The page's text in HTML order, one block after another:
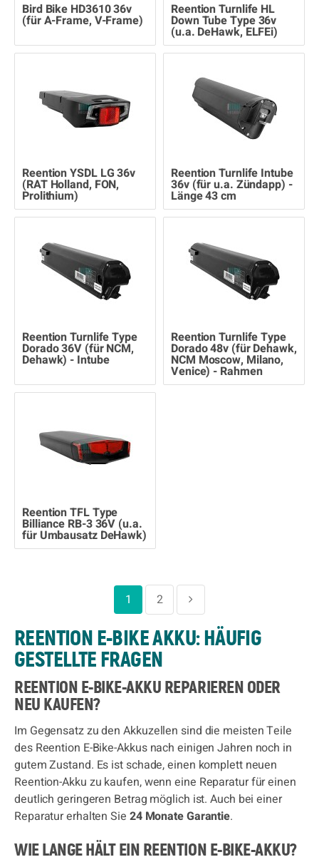
Bird Bike HD3610 36v
(für A-Frame, V-Frame)
Reention Turnlife HL
Down Tube Type 36v
(u.a. DeHawk, ELFEi)
Reention YSDL LG 36v
(RAT Holland, FON,
Prolithium)
Reention Turnlife Intube
36v (für u.a. Zündapp) -
Länge 43 cm
Reention Turnlife Type
Dorado 36V (für NCM,
Dehawk) - Intube
Reention Turnlife Type
Dorado 48v (für Dehawk,
NCM Moscow, Milano,
Venice) - Rahmen
Reention TFL Type
Billiance RB-3 36V (u.a.
für Umbausatz DeHawk)
1 2
REENTION E-BIKE AKKU: HÄUFIG
GESTELLTE FRAGEN
REENTION E-BIKE-AKKU REPARIEREN ODER
NEU KAUFEN?
Im Gegensatz zu den Akkuzellen sind die meisten Teile
des Reention E-Bike-Akkus nach einigen Jahren noch in
gutem Zustand. Es ist schade, einen komplett neuen
Reention-Akku zu kaufen, wenn eine Reparatur für einen
deutlich geringeren Betrag möglich ist. Auch bei einer
Reparatur erhalten Sie 24 Monate Garantie.
WIE LANGE HÄLT EIN REENTION E-BIKE-AKKU?